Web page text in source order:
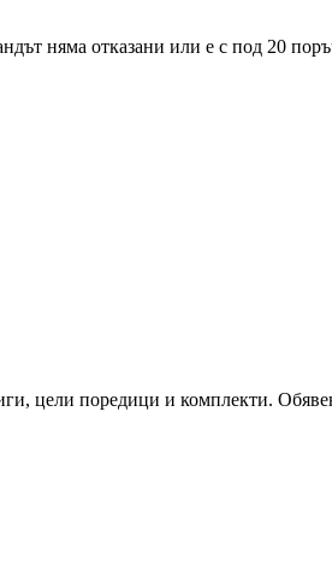
няма отказани или е с под 20
цели поредици и комплекти.